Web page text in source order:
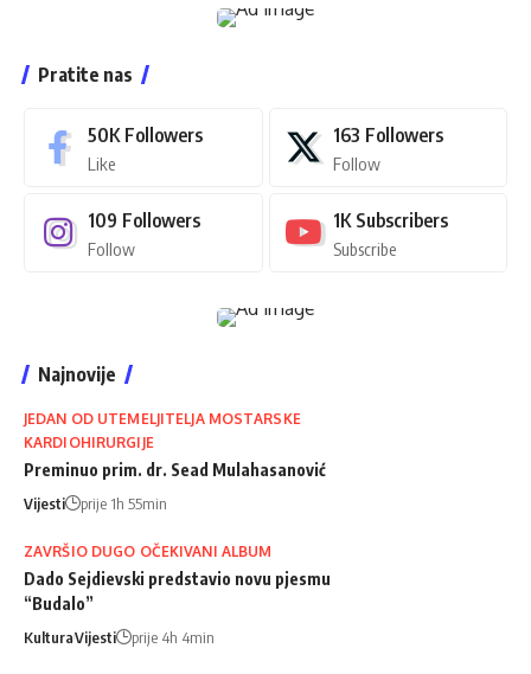
Pratite nas
50K Followers
Like
163 Followers
Follow
109 Followers
Follow
1K Subscribers
Subscribe
Najnovije
JEDAN OD UTEMELJITELJA MOSTARSKE
KARDIOHIRURGIJE
Preminuo prim. dr. Sead Mulahasanović
Vijesti prije 1h 55min
ZAVRŠIO DUGO OČEKIVANI ALBUM
Dado Sejdievski predstavio novu pjesmu
“Budalo”
KulturaVijesti prije 4h 4min